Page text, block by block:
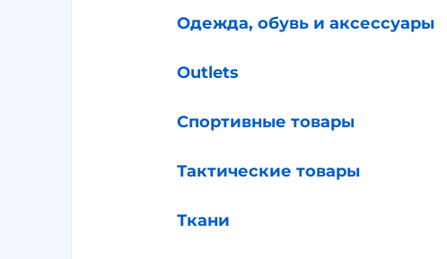
Одежда, обувь и аксессуары
Outlets
Спортивные товары
Тактические товары
Ткани